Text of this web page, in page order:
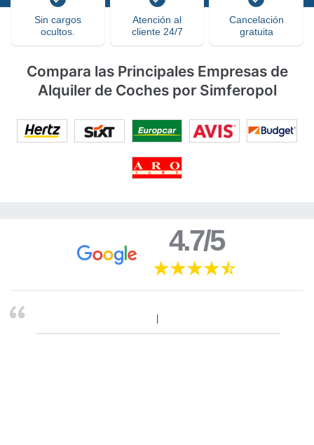
Sin cargos
ocultos.
Atención al
cliente 24/7
Cancelación
gratuita
Compara las Principales Empresas de
Alquiler de Coches por Simferopol
4.7/5